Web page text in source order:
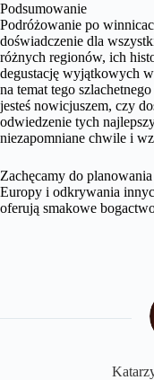
Podsumowanie
Podróżowanie po
doświadczenie dla
różnych regionów, ich
degustację wyjątkowych
na temat tego
jesteś nowicjuszem, czy
odwiedzenie tych
niezapomniane chwile i
Zachęcamy do
Europy i odkrywania
oferują smakowe